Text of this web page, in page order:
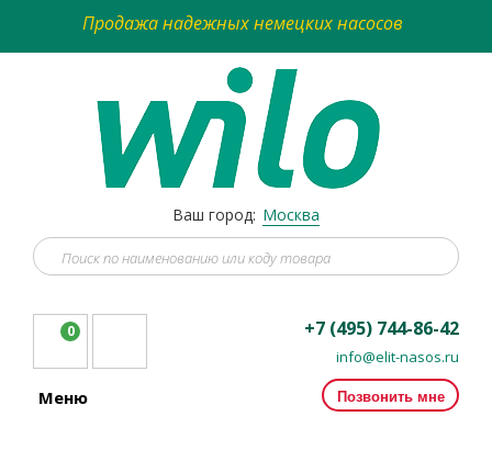
Продажа надежных немецких насосов
Ваш город: Москва
0 +7 (495) 744-86-42
info@elit-nasos.ru
Позвонить мне
Меню